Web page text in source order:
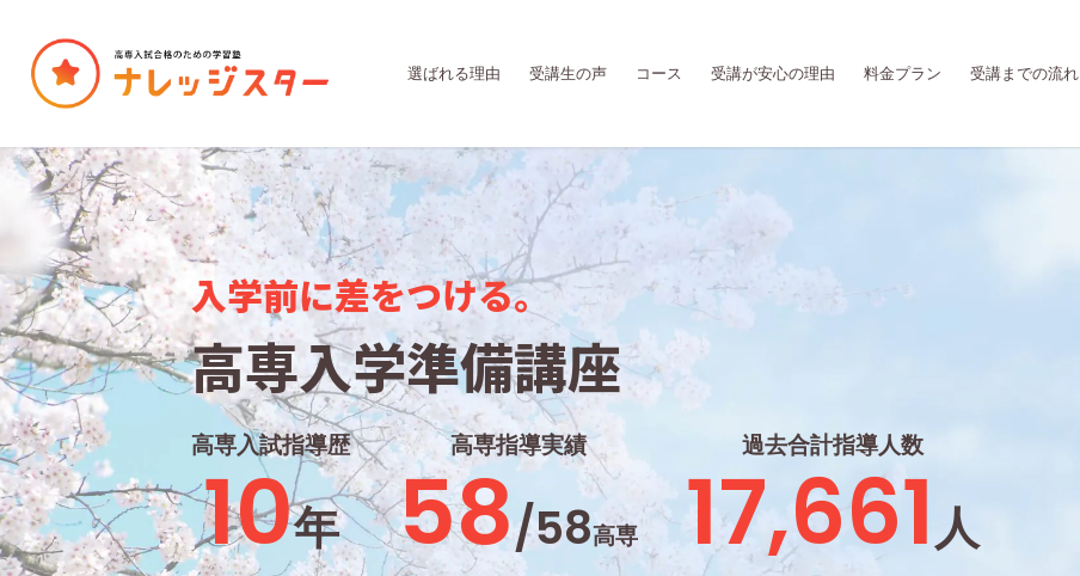
選ばれる理由 受講生の声 コース 受講が安心の理由 料金プラン 受講までの流れ
入学前に差をつける。
高専入学準備講座
高専入試指導歴
10年
高専指導実績
58/58高専
過去合計指導人数
17,661人